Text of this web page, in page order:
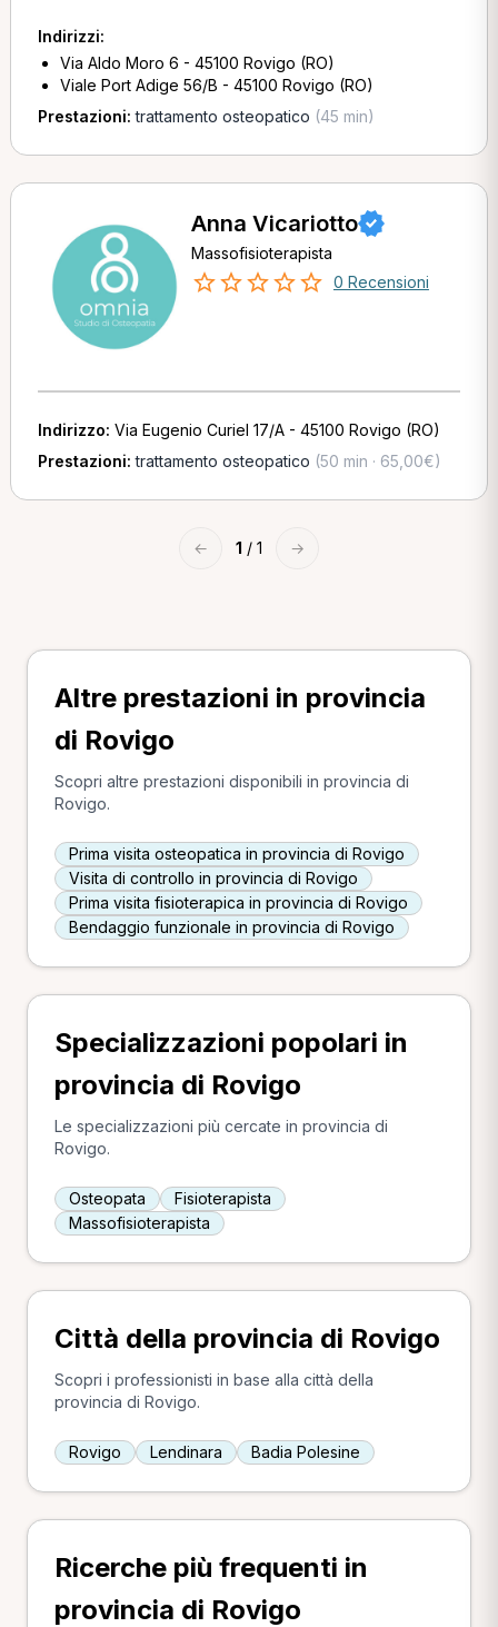
Indirizzi:
Via Aldo Moro 6 - 45100 Rovigo (RO)
Viale Port Adige 56/B - 45100 Rovigo (RO)
Prestazioni:trattamento osteopatico (45 min)
Anna Vicariotto
Massofisioterapista
0 Recensioni
Indirizzo: Via Eugenio Curiel 17/A - 45100 Rovigo (RO)
Prestazioni:trattamento osteopatico (50 min · 65,00€)
← 1 / 1 →
Altre prestazioni in provincia
di Rovigo
Scopri altre prestazioni disponibili in provincia di
Rovigo.
Prima visita osteopatica in provincia di Rovigo
Visita di controllo in provincia di Rovigo
Prima visita fisioterapica in provincia di Rovigo
Bendaggio funzionale in provincia di Rovigo
Specializzazioni popolari in
provincia di Rovigo
Le specializzazioni più cercate in provincia di
Rovigo.
Osteopata
Fisioterapista
Massofisioterapista
Città della provincia di Rovigo
Scopri i professionisti in base alla città della
provincia di Rovigo.
Rovigo Lendinara Badia Polesine
Ricerche più frequenti in
provincia di Rovigo